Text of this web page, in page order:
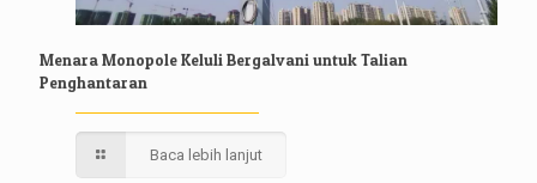
Menara Monopole Keluli Bergalvani untuk Talian
Penghantaran
Baca lebih lanjut